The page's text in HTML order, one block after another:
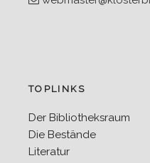
TOPLINKS
Der Bibliotheksraum
Die Bestände
Literatur